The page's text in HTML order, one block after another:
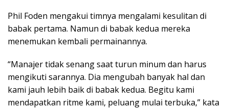
Phil Foden mengakui timnya mengalami kesulitan di
babak pertama. Namun di babak kedua mereka
menemukan kembali permainannya.
“Manajer tidak senang saat turun minum dan harus
mengikuti sarannya. Dia mengubah banyak hal dan
kami jauh lebih baik di babak kedua. Begitu kami
mendapatkan ritme kami, peluang mulai terbuka,” kata